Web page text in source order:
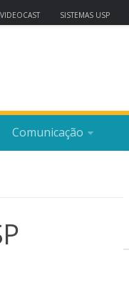
VIDEOCAST SISTEMAS USP
Comunicação